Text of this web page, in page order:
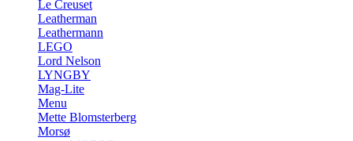
Le Creuset
Leatherman
Leathermann
LEGO
Lord Nelson
LYNGBY
Mag-Lite
Menu
Mette Blomsterberg
Morsø